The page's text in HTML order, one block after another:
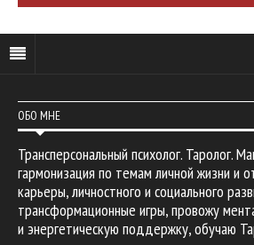
ОБО МНЕ
Трансперсональный психолог. Таролог.
гармонизация по темам личной жизни и
карьеры, личностного и социального
трансформационные игры, провожу
и энергетическую поддержку, обучаю